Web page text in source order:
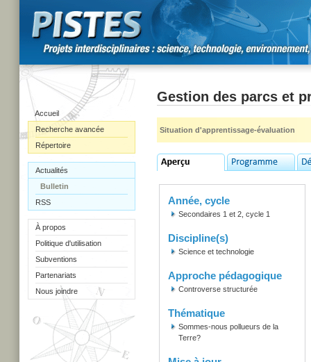
Accueil
Recherche avancée
Répertoire
Actualités
Bulletin
RSS
À propos
Politique d'utilisation
Subventions
Partenariats
Nous joindre
Gestion des parcs et
Situation d'apprentissage-évaluation
Année, cycle
Secondaires 1 et 2, cycle 1
Discipline(s)
Science et technologie
Approche pédagogique
Controverse structurée
Thématique
Sommes-nous pollueurs de la
Terre?